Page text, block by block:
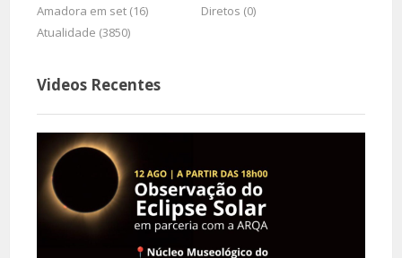
Amadora em set (16)
Diretos (0)
Atualidade (3850)
Videos Recentes